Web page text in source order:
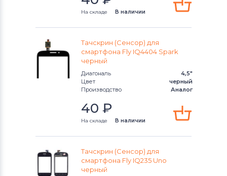
На складе В наличии
Тачскрин (Сенсор) для
смартфона Fly IQ4404 Spark
черный
Диагональ
4,5"
Цвет
черный
Производство
Аналог
40 ₽
На складе В наличии
Тачскрин (Сенсор) для
смартфона Fly IQ235 Uno
черный